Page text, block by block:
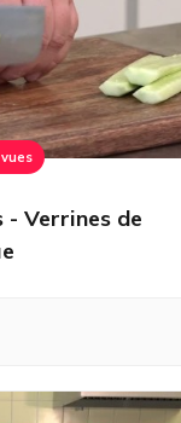
- Verrines de